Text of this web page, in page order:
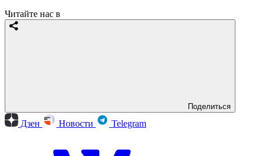
Читайте нас в
Поделиться
Дзен Новости Telegram